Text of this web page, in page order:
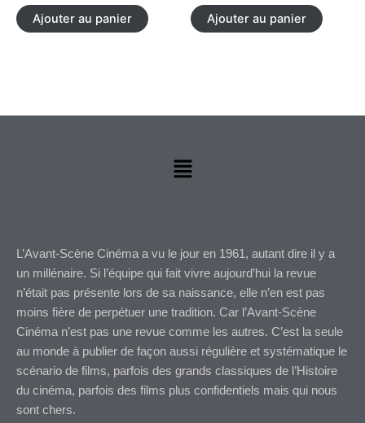
Ajouter au panier Ajouter au panier
Menu
L’Avant-Scène Cinéma a vu le jour en 1961, autant dire il y a
un millénaire. Si l’équipe qui fait vivre aujourd’hui la revue
n’était pas présente lors de sa naissance, elle n’en est pas
moins fière de perpétuer une tradition. Car l’Avant-Scène
Cinéma n’est pas une revue comme les autres. C’est la seule
au monde à publier de façon aussi régulière et systématique le
scénario de films, parfois des grands classiques de l’Histoire
du cinéma, parfois des films plus confidentiels mais qui nous
sont chers.